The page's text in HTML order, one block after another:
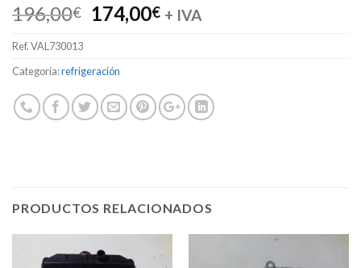
196,00€
El
precio
era:
196,00€.
174,00€El
precio
174,00€.
+ IVA
Ref.VAL730013
Categoría:refrigeración
PRODUCTOS RELACIONADOS